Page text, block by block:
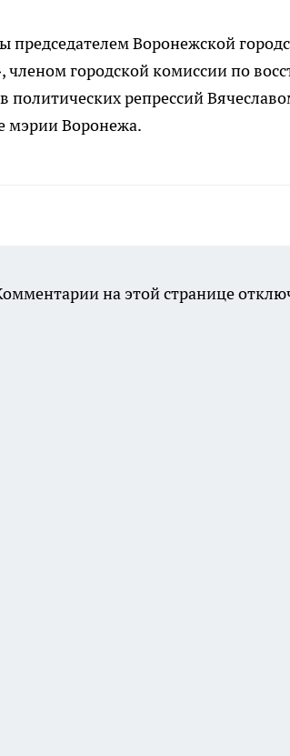
председателем Воронежской
городской комиссии по
политических репрессий
мэрии Воронежа.
на этой странице